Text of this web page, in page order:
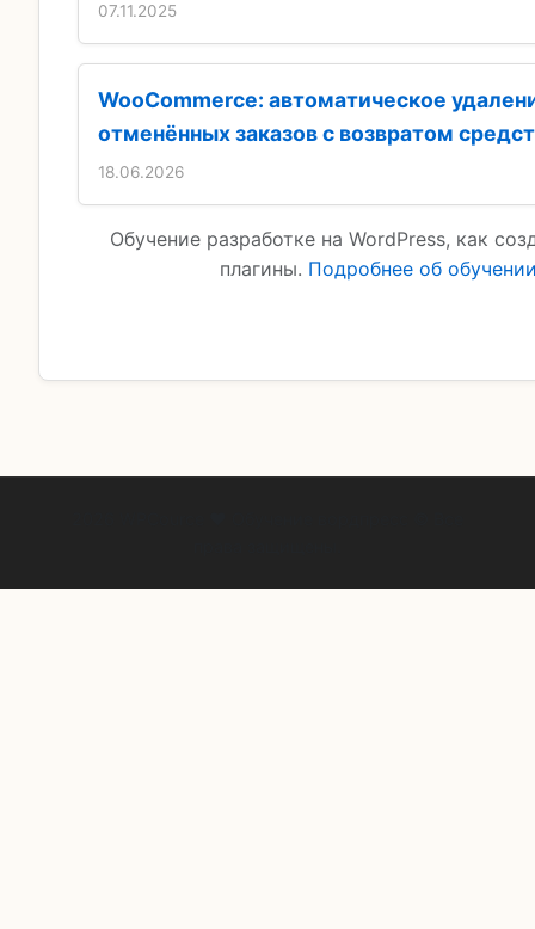
07.11.2025
WooCommerce: автоматическое
отменённых заказов с возвратом
18.06.2026
Обучение разработке на WordPress, как
плагины. Подробнее об